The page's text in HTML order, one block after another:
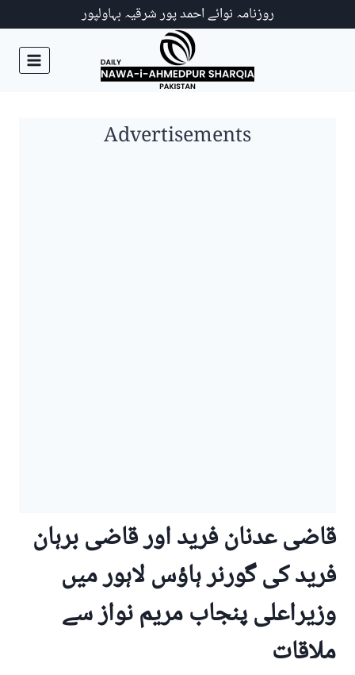
روزنامہ نوائے احمد پور شرقیہ بہاولپور
Advertisements
قاضی عدنان فرید اور قاضی برہان
فرید کی گورنر ہاؤس لاہور میں
وزیراعلی پنجاب مریم نواز سے
ملاقات